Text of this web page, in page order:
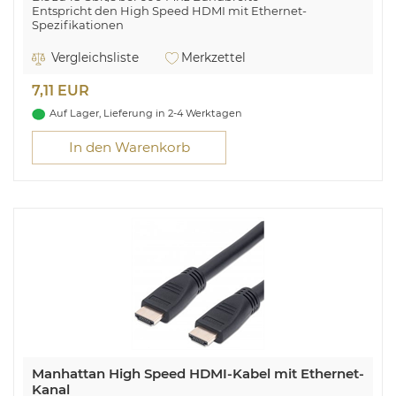
Entspricht den High Speed HDMI mit Ethernet-
Spezifikationen
Manhattan Ultradünnes High Speed HDMI-Kabel mit
Ethernet-Kanal, HEC, ARC, 3D, 4K, HDMI-Stecker auf
Anschluss 1: HDMI Typ A (Standard), Steckverbinder 1
Geschlecht: Männlich, Anschluss 2: HDMI Typ A
(Standard), Steckverbinder 2 Geschlecht: Männlich,
Datenübertragungsrate: 18 Gbit/s, Audio Return Channel
(ARC), Produktfarbe: Schwarz
Vergleichsliste Merkzettel
7,11 EUR
Auf Lager, Lieferung in 2-4 Werktagen
In den Warenkorb
Manhattan High Speed HDMI-Kabel mit Ethernet-
Kanal